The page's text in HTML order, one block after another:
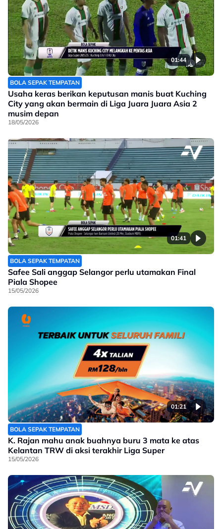
01:44
BOLA SEPAK TEMPATAN
Usaha keras berikan keputusan manis buat Kuching
City yang akan bermain di Liga Juara Juara Asia 2
musim depan
18/05/2026
01:41
BOLA SEPAK TEMPATAN
Safee Sali anggap Selangor perlu utamakan Final
Piala Shopee
15/05/2026
01:21
BOLA SEPAK TEMPATAN
K. Rajan mahu anak buahnya buru 3 mata ke atas
Kelantan TRW di aksi terakhir Liga Super
15/05/2026